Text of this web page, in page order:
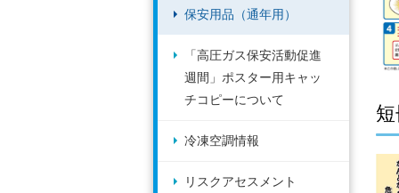
保安用品（通年用）
「高圧ガス保安活動促進
週間」ポスター用キャッ
チコピーについて
冷凍空調情報
リスクアセスメント